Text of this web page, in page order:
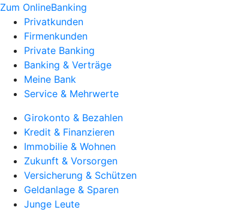
Zum OnlineBanking
Privatkunden
Firmenkunden
Private Banking
Banking & Verträge
Meine Bank
Service & Mehrwerte
Girokonto & Bezahlen
Kredit & Finanzieren
Immobilie & Wohnen
Zukunft & Vorsorgen
Versicherung & Schützen
Geldanlage & Sparen
Junge Leute